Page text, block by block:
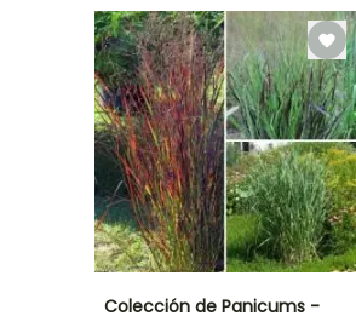
Colección de Panicums -